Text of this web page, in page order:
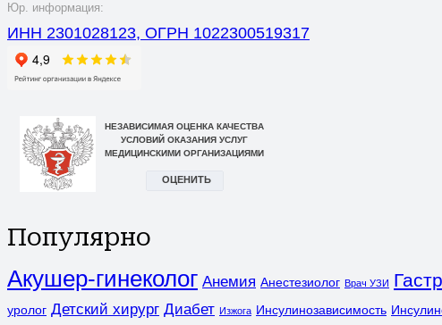
Юр. информация:
ИНН 2301028123, ОГРН 1022300519317
Популярно
Акушер-гинеколог Анемия Анестезиолог Врач УЗИ
уролог Детский хирург Диабет Изжога Инсулинозависимость